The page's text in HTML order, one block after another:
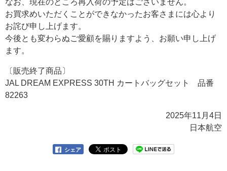
なお、現在のところ再入荷の予定はございません。
お買求めいただくことができなかったお客さまには心より
お詫び申し上げます。
今後とも変わらぬご愛顧を賜りますよう、お願い申し上げ
ます。
〔販売終了商品〕
JAL DREAM EXPRESS 30TH カートバッグセット 品番
82263
2025年11月4日
日本航空
シェア